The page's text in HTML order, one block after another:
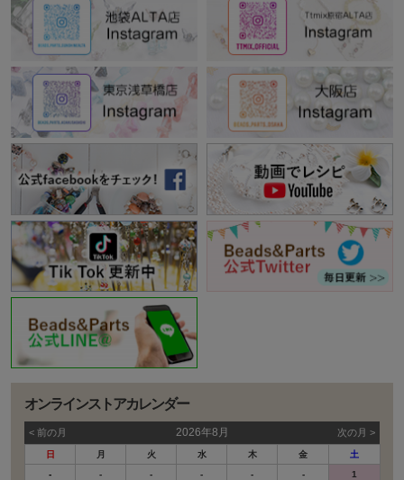
オンラインストアカレンダー
< 前の⽉ 2026年8月 次の⽉ >
日 月 火 水 木 金
土
-
- - - - -
1